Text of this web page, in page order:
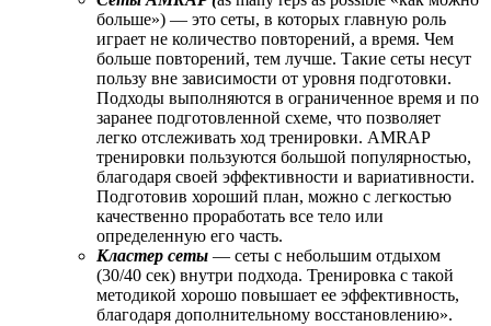
больше») — это сеты, в которых главную роль
играет не количество повторений, а время. Чем
больше повторений, тем лучше. Такие сеты несут
пользу вне зависимости от уровня подготовки.
Подходы выполняются в ограниченное время и по
заранее подготовленной схеме, что позволяет
легко отслеживать ход тренировки. AMRAP
тренировки пользуются большой популярностью,
благодаря своей эффективности и вариативности.
Подготовив хороший план, можно с легкостью
качественно проработать все тело или
определенную его часть.
Кластер сеты — сеты с небольшим отдыхом
(30/40 сек) внутри подхода. Тренировка с такой
методикой хорошо повышает ее эффективность,
благодаря дополнительному восстановлению».